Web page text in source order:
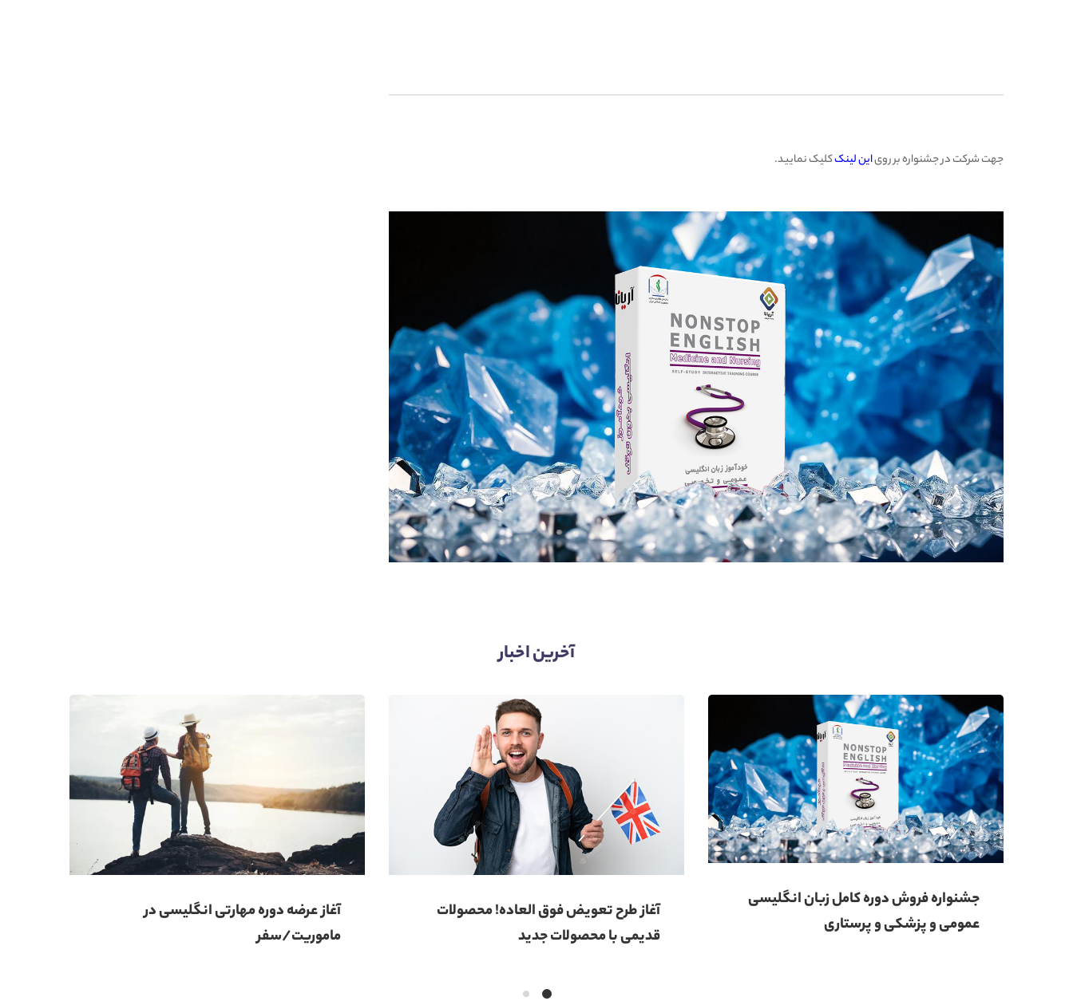
جهتشرکت در جشنوارهبر رویاین لینککلیک نمایید.
آخرین اخبار​
جشنواره فروش دوره کامل زبان انگلیسی
عمومی و پزشکی و پرستاری
آغاز طرح تعویض فوق العاده! محصولات
قدیمی با محصولات جدید
آغاز عرضه دوره‌ مهارتی انگلیسی در
ماموریت/سفر